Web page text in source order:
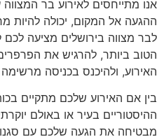
אנו מתייחסים לאירוע בר
ההגעה אל המקום, יכולה להיות
לבר מצווה בירושלים מציעה
הטוב ביותר, להרגיש את
האירוע, ולהיכנס בכניסה
בין אם האירוע שלכם מתקיים
ההיסטוריים בעיר או באולם
מבטיחה את הגעה שלכם עם